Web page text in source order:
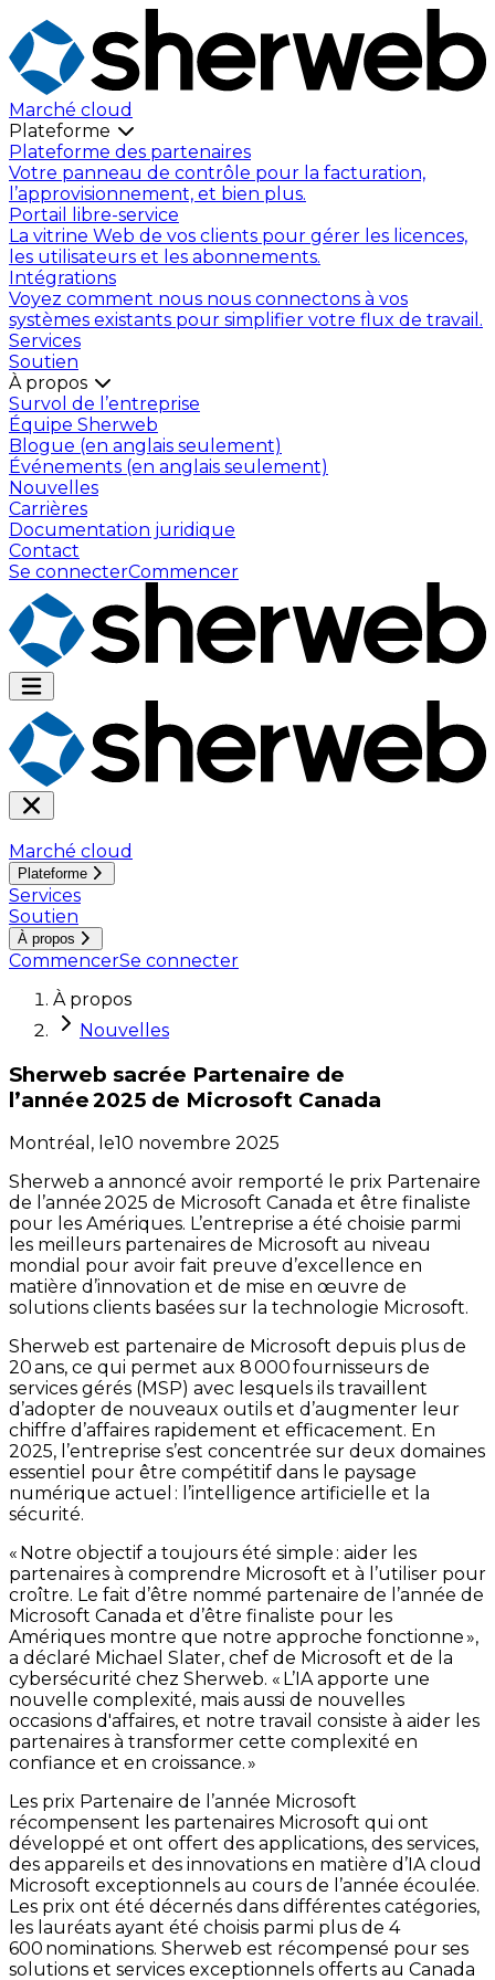
Marché cloud
Plateforme
Plateforme des partenaires
Votre panneau de contrôle pour la facturation,
l’approvisionnement, et bien plus.
Portail libre-service
La vitrine Web de vos clients pour gérer les licences,
les utilisateurs et les abonnements.
Intégrations
Voyez comment nous nous connectons à vos
systèmes existants pour simplifier votre flux de travail.
Services
Soutien
À propos
Survol de l’entreprise
Équipe Sherweb
Blogue (en anglais seulement)
Événements (en anglais seulement)
Nouvelles
Carrières
Documentation juridique
Contact
Se connecterCommencer
Marché cloud
Plateforme
Services
Soutien
À propos
CommencerSe connecter
À propos
Nouvelles
Sherweb sacrée Partenaire de
l’année 2025 de Microsoft Canada
Montréal, le10 novembre 2025
Sherweb a annoncé avoir remporté le prix Partenaire
de l’année 2025 de Microsoft Canada et être finaliste
pour les Amériques. L’entreprise a été choisie parmi
les meilleurs partenaires de Microsoft au niveau
mondial pour avoir fait preuve d’excellence en
matière d’innovation et de mise en œuvre de
solutions clients basées sur la technologie Microsoft.
Sherweb est partenaire de Microsoft depuis plus de
20 ans, ce qui permet aux 8 000 fournisseurs de
services gérés (MSP) avec lesquels ils travaillent
d’adopter de nouveaux outils et d’augmenter leur
chiffre d’affaires rapidement et efficacement. En
2025, l’entreprise s’est concentrée sur deux domaines
essentiel pour être compétitif dans le paysage
numérique actuel : l’intelligence artificielle et la
sécurité.
« Notre objectif a toujours été simple : aider les
partenaires à comprendre Microsoft et à l’utiliser pour
croître. Le fait d’être nommé partenaire de l’année de
Microsoft Canada et d’être finaliste pour les
Amériques montre que notre approche fonctionne »,
a déclaré Michael Slater, chef de Microsoft et de la
cybersécurité chez Sherweb. « L’IA apporte une
nouvelle complexité, mais aussi de nouvelles
occasions d'affaires, et notre travail consiste à aider les
partenaires à transformer cette complexité en
confiance et en croissance. »
Les prix Partenaire de l’année Microsoft
récompensent les partenaires Microsoft qui ont
développé et ont offert des applications, des services,
des appareils et des innovations en matière d’IA cloud
Microsoft exceptionnels au cours de l’année écoulée.
Les prix ont été décernés dans différentes catégories,
les lauréats ayant été choisis parmi plus de 4
600 nominations. Sherweb est récompensé pour ses
solutions et services exceptionnels offerts au Canada